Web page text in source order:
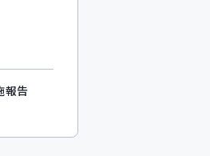
報告